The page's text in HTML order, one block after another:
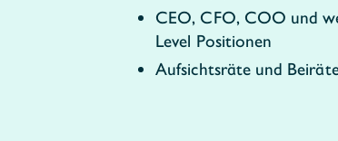
CEO, CFO, COO und
Level Positionen
Aufsichtsräte und